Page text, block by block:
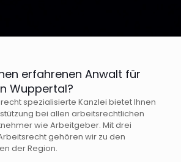
erfahrenen Anwalt für
Wuppertal?
spezialisierte Kanzlei bietet Ihnen
bei allen arbeitsrechtlichen
wie Arbeitgeber. Mit drei
gehören wir zu den
der Region.